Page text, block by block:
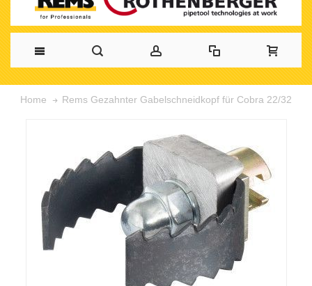
Home Rems Gezahnter Gabelschneidkopf für Cobra 22/32